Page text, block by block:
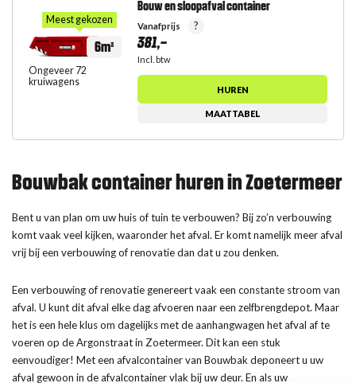
Meest gekozen
6m³
Ongeveer 72
kruiwagens
Bouw en sloopafval container
Vanafprijs ?
381,-
Incl. btw
HUREN
MAATTABEL
Bouwbak container huren in Zoetermeer
Bent u van plan om uw huis of tuin te verbouwen? Bij zo’n verbouwing
komt vaak veel kijken, waaronder het afval. Er komt namelijk meer afval
vrij bij een verbouwing of renovatie dan dat u zou denken.
Een verbouwing of renovatie genereert vaak een constante stroom van
afval. U kunt dit afval elke dag afvoeren naar een zelfbrengdepot. Maar
het is een hele klus om dagelijks met de aanhangwagen het afval af te
voeren op de Argonstraat in Zoetermeer. Dit kan een stuk
eenvoudiger! Met een afvalcontainer van Bouwbak deponeert u uw
afval gewoon in de afvalcontainer vlak bij uw deur. En als uw